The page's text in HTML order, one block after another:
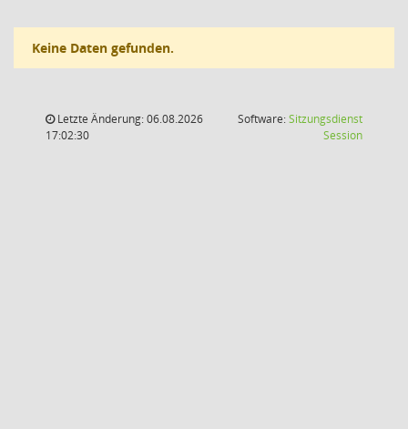
Keine Daten gefunden.
Letzte Änderung: 06.08.2026
17:02:30
Software:Sitzungsdienst
Session(Wird in